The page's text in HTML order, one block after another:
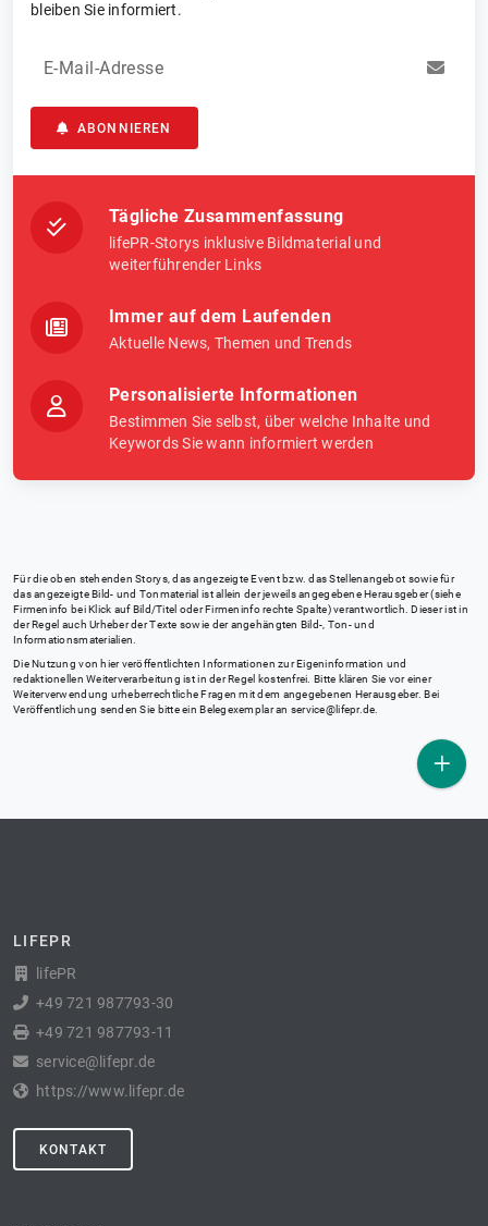
bleiben Sie informiert.
E-Mail-Adresse
ABONNIEREN
Tägliche Zusammenfassung
lifePR-Storys inklusive Bildmaterial und
weiterführender Links
Immer auf dem Laufenden
Aktuelle News, Themen und Trends
Personalisierte Informationen
Bestimmen Sie selbst, über welche Inhalte und
Keywords Sie wann informiert werden
Für die oben stehenden Storys, das angezeigte Event bzw. das Stellenangebot sowie für
das angezeigte Bild- und Tonmaterial ist allein der jeweils angegebene Herausgeber (siehe
Firmeninfo bei Klick auf Bild/Titel oder Firmeninfo rechte Spalte) verantwortlich. Dieser ist in
der Regel auch Urheber der Texte sowie der angehängten Bild-, Ton- und
Informationsmaterialien.
Die Nutzung von hier veröffentlichten Informationen zur Eigeninformation und
redaktionellen Weiterverarbeitung ist in der Regel kostenfrei. Bitte klären Sie vor einer
Weiterverwendung urheberrechtliche Fragen mit dem angegebenen Herausgeber. Bei
Veröffentlichung senden Sie bitte ein Belegexemplar an service@lifepr.de
LIFEPR
lifePR
+49 721 987793-30
+49 721 987793-11
service@lifepr.de
https://www.lifepr.de
KONTAKT